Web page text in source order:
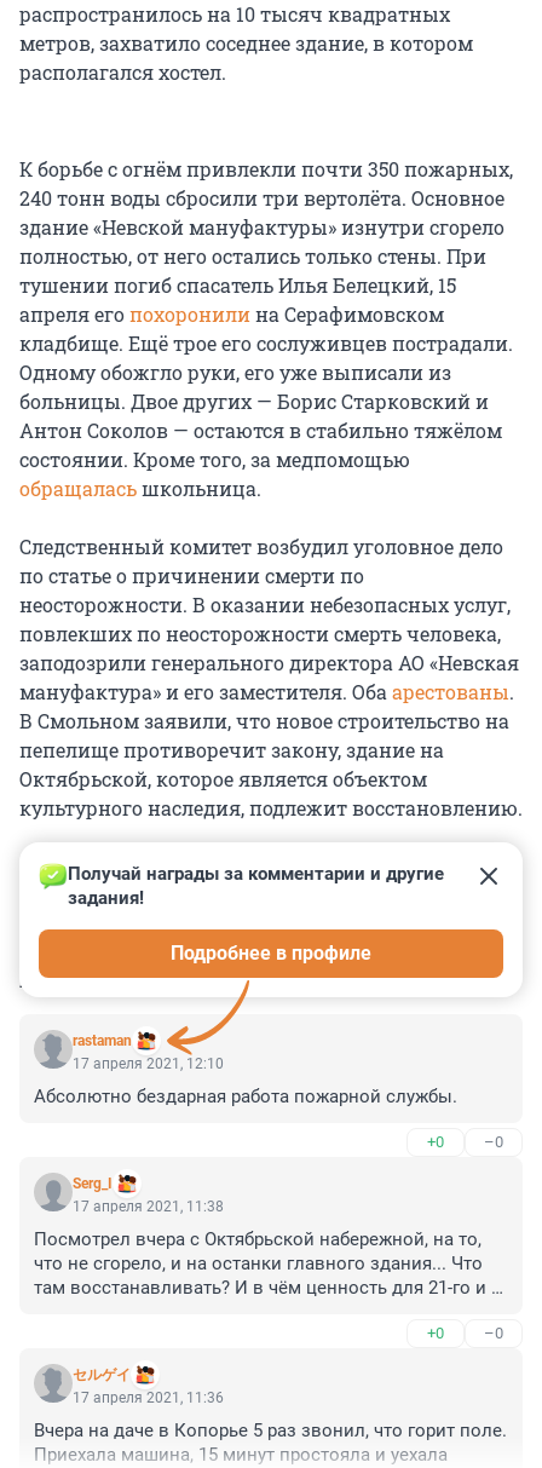
распространилось на 10 тысяч квадратных
метров, захватило соседнее здание, в котором
располагался хостел.
К борьбе с огнём привлекли почти 350 пожарных,
240 тонн воды сбросили три вертолёта. Основное
здание «Невской мануфактуры» изнутри сгорело
полностью, от него остались только стены. При
тушении погиб спасатель Илья Белецкий, 15
апреля егопохоронилина Серафимовском
кладбище. Ещё трое его сослуживцев пострадали.
Одному обожгло руки, его уже выписали из
больницы. Двое других — Борис Старковский и
Антон Соколов — остаются в стабильно тяжёлом
состоянии. Кроме того, за медпомощью
обращаласьшкольница.
Следственный комитет возбудил уголовное дело
по статье о причинении смерти по
неосторожности. В оказании небезопасных услуг,
повлекших по неосторожности смерть человека,
заподозрили генерального директора АО «Невская
мануфактура» и его заместителя. Оба арестованы.
В Смольном заявили, что новое строительство на
пепелище противоречит закону, здание на
Октябрьской, которое является объектом
культурного наследия, подлежит восстановлению.
КОММЕНТАРИИ 8
rastaman
Получай награды за комментарии и другие
задания!
Подробнее в профиле
17 апреля 2021, 12:10
Абсолютно бездарная работа пожарной службы.
+0 –0
Serg_I
17 апреля 2021, 11:38
Посмотрел вчера с Октябрьской набережной, на то,
что не сгорело, и на останки главного здания... Что
там восстанавливать? И в чём ценность для 21-го и
+0 –0
セルゲイ
17 апреля 2021, 11:36
Вчера на даче в Копорье 5 раз звонил, что горит поле.
Приехала машина, 15 минут простояла и уехала